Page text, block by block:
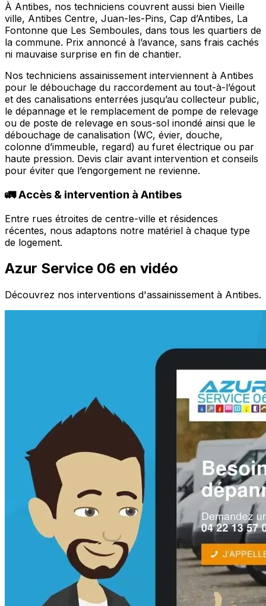
À Antibes, nos techniciens couvrent aussi bien Vieille
ville, Antibes Centre, Juan-les-Pins, Cap d’Antibes, La
Fontonne que Les Semboules, dans tous les quartiers de
la commune. Prix annoncé à l’avance, sans frais cachés
ni mauvaise surprise en fin de chantier.
Nos techniciens assainissement interviennent à Antibes
pour le débouchage du raccordement au tout-à-l’égout
et des canalisations enterrées jusqu’au collecteur public,
le dépannage et le remplacement de pompe de relevage
ou de poste de relevage en sous-sol inondé ainsi que le
débouchage de canalisation (WC, évier, douche,
colonne d’immeuble, regard) au furet électrique ou par
haute pression. Devis clair avant intervention et conseils
pour éviter que l’engorgement ne revienne.
🚛 Accès & intervention à Antibes
Entre rues étroites de centre-ville et résidences
récentes, nous adaptons notre matériel à chaque type
de logement.
Azur Service 06 en vidéo
Découvrez nos interventions d'assainissement à Antibes.